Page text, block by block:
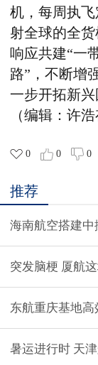
机，每周执
射全球的全
响应共建“一
路”，不断增
一步开拓新兴
（编辑：许
0 0 0
推荐
海南航空搭建
突发脑梗 厦航
东航重庆基地
暑运进行时 天